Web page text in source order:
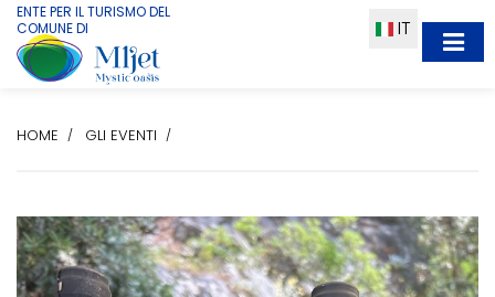
ENTE PER IL TURISMO DEL
COMUNE DI
IT
HOME GLI EVENTI